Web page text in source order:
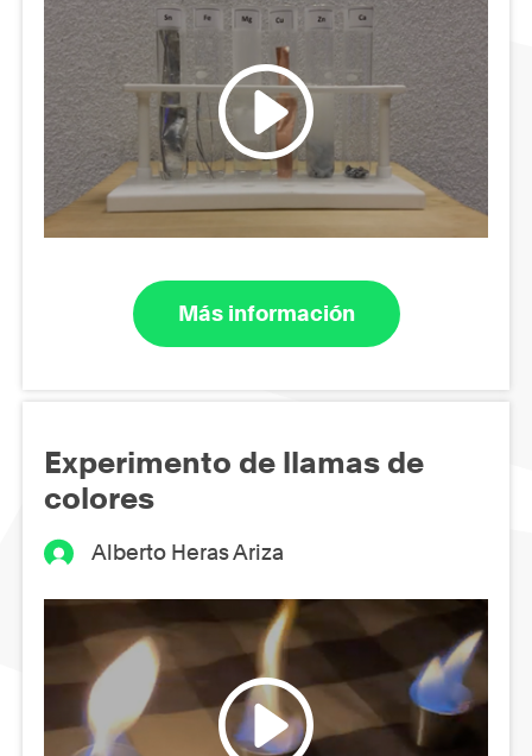
Más información
Experimento de llamas de
colores
Alberto Heras Ariza